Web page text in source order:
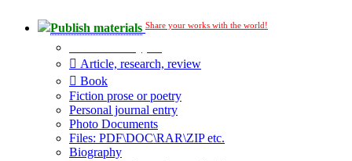
Publish materials Share your works with the world!
Article, research, review
Book
Fiction prose or poetry
Personal journal entry
Photo Documents
Files: PDF\DOC\RAR\ZIP etc.
Biography